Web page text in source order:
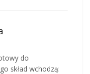
do
skład wchodzą: